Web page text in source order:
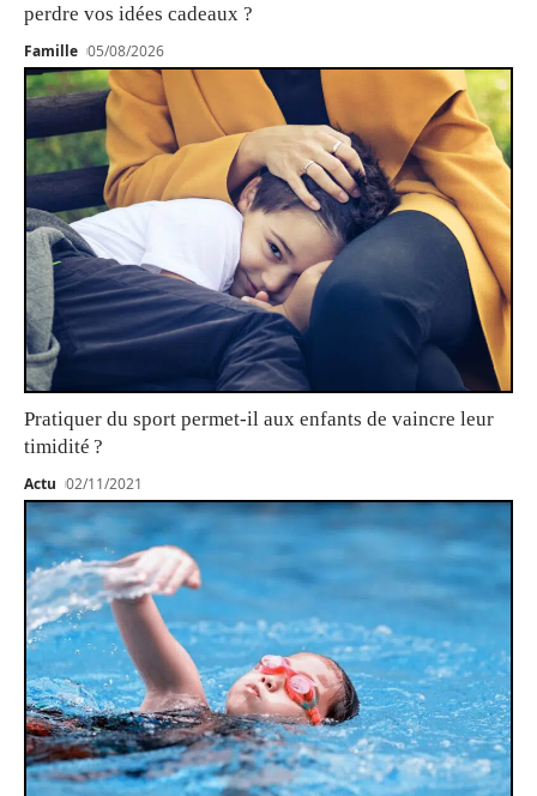
perdre vos idées cadeaux ?
Famille 05/08/2026
Pratiquer du sport permet-il aux enfants de vaincre leur
timidité ?
Actu 02/11/2021